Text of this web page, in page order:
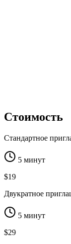
Стоимость
Стандартное
5 минут
$19
Двукратное
5 минут
$29